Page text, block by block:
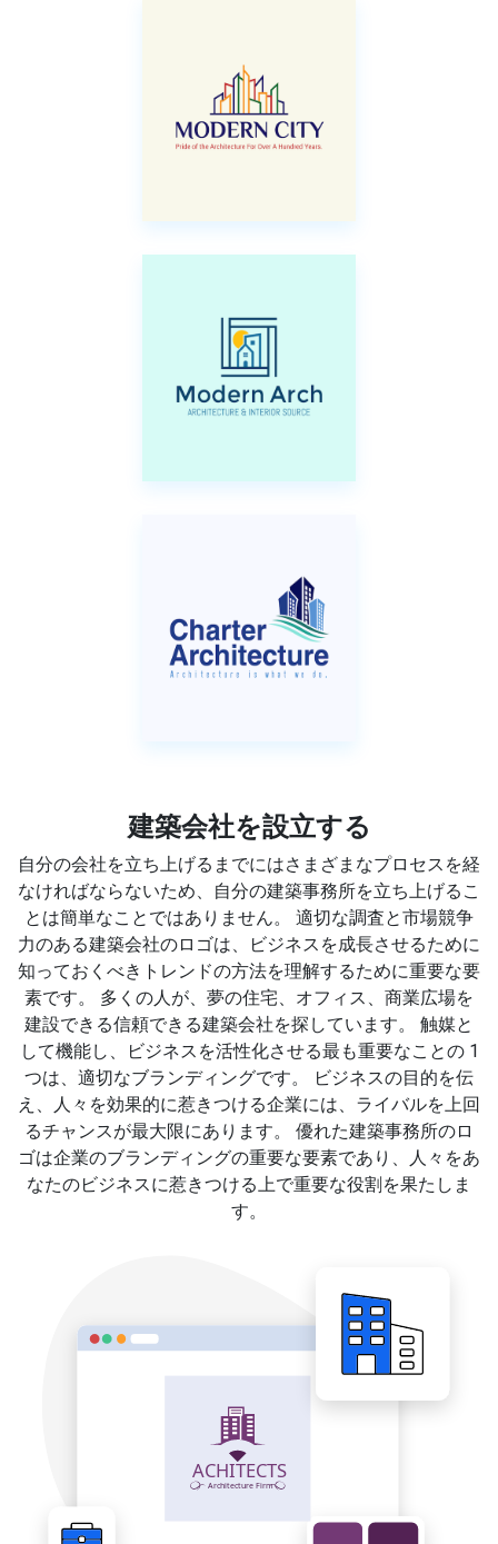
建築会社を設立する
自分の会社を立ち上げるまでにはさまざまなプロセスを経
なければならないため、自分の建築事務所を立ち上げるこ
とは簡単なことではありません。 適切な調査と市場競争
力のある建築会社のロゴは、ビジネスを成長させるために
知っておくべきトレンドの方法を理解するために重要な要
素です。 多くの人が、夢の住宅、オフィス、商業広場を
建設できる信頼できる建築会社を探しています。 触媒と
して機能し、ビジネスを活性化させる最も重要なことの 1
つは、適切なブランディングです。 ビジネスの目的を伝
え、人々を効果的に惹きつける企業には、ライバルを上回
るチャンスが最大限にあります。 優れた建築事務所のロ
ゴは企業のブランディングの重要な要素であり、人々をあ
なたのビジネスに惹きつける上で重要な役割を果たしま
す。